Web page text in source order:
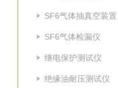
SF6气体抽真空装置
SF6气体检漏仪
继电保护测试仪
绝缘油耐压测试仪